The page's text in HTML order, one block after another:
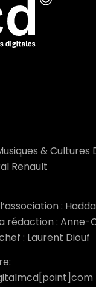
& Cultures
Renault
:
rédaction : Anne-
: Laurent Diouf